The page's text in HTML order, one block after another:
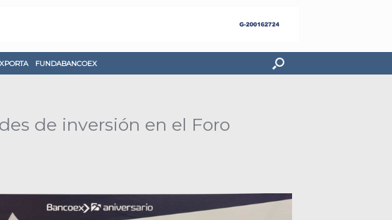
FUNDABANCOEX
de inversión en el Foro